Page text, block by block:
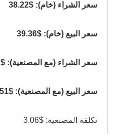
سعر الشراء (خام): $38.22
سعر البيع (خام): $39.36
سعر الشراء (مع المصنعية): $41.27
سعر البيع (مع المصنعية): $42.51
تكلفة المصنعية: $3.06